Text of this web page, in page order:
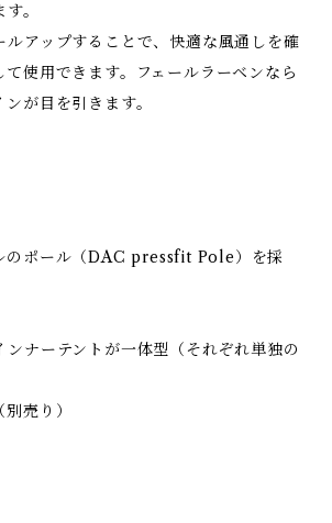
。
ルアップすることで、快適な風通しを確
使用できます。フェールラーベンなら
が目を引きます。
のポール（DAC pressfit Pole）を採
ナーテントが一体型（それぞれ単独の
売り）